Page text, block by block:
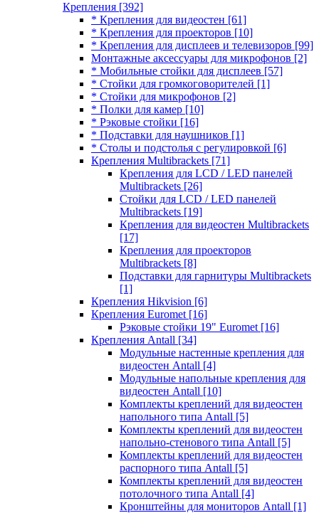
Крепления [392]
* Крепления для видеостен [61]
* Крепления для проекторов [10]
* Крепления для дисплеев и телевизоров [99]
Монтажные аксессуары для микрофонов [2]
* Мобильные стойки для дисплеев [57]
* Стойки для громкоговорителей [1]
* Стойки для микрофонов [2]
* Полки для камер [10]
* Рэковые стойки [16]
* Подставки для наушников [1]
* Столы и подстолья с регулировкой [6]
Крепления Multibrackets [71]
Крепления для LCD / LED панелей
Multibrackets [26]
Стойки для LCD / LED панелей
Multibrackets [19]
Крепления для видеостен Multibrackets
[17]
Крепления для проекторов
Multibrackets [8]
Подставки для гарнитуры Multibrackets
[1]
Крепления Hikvision [6]
Крепления Euromet [16]
Рэковые стойки 19" Euromet [16]
Крепления Antall [34]
Модульные настенные крепления для
видеостен Antall [4]
Модульные напольные крепления для
видеостен Antall [10]
Комплекты креплений для видеостен
напольного типа Antall [5]
Комплекты креплений для видеостен
напольно-стенового типа Antall [5]
Комплекты креплений для видеостен
распорного типа Antall [5]
Комплекты креплений для видеостен
потолочного типа Antall [4]
Кронштейны для мониторов Antall [1]